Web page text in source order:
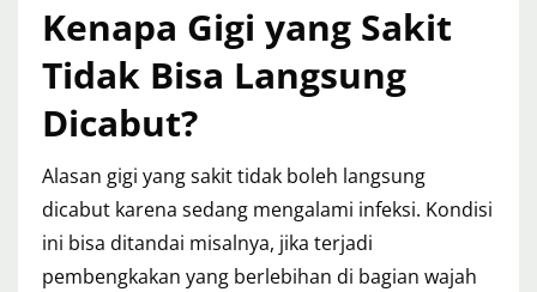
Kenapa Gigi yang Sakit
Tidak Bisa Langsung
Dicabut?
Alasan gigi yang sakit tidak boleh langsung
dicabut karena sedang mengalami infeksi. Kondisi
ini bisa ditandai misalnya, jika terjadi
pembengkakan yang berlebihan di bagian wajah